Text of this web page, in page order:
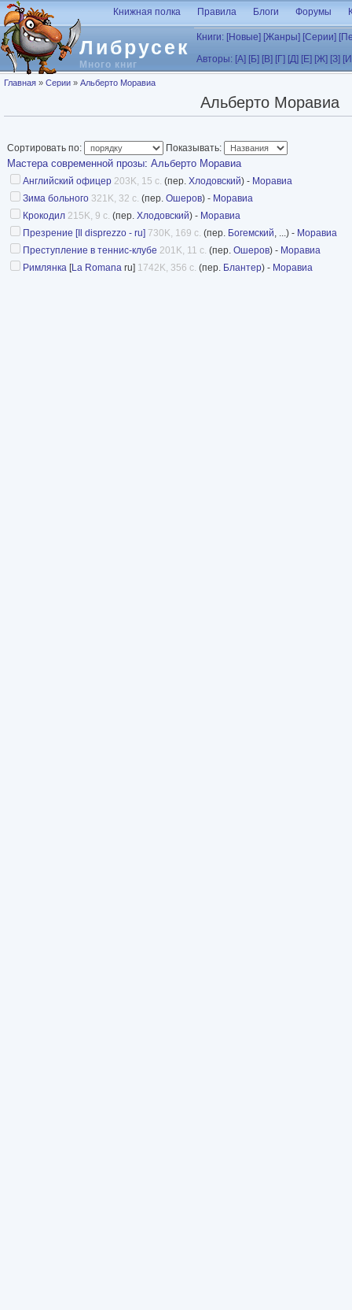
Перейти к основному содержанию
Либрусек
Много книг
Книжная полка Правила Блоги Форумы
Книги: [Новые] [Жанры] [Серии]
Авторы: [А] [Б] [В] [Г] [Д] [Е] [Ж] [З]
Вы здесь
Главная » Серии » Альберто Моравиа
Альберто Моравиа
Сортировать по: Показывать:
Мастера современной прозы: Альберто Моравиа
Английский офицер 203K, 15 с. (пер. Хлодовский) - Моравиа
Зима больного 321K, 32 с. (пер. Ошеров) - Моравиа
Крокодил 215K, 9 с. (пер. Хлодовский) - Моравиа
Презрение [Il disprezzo - ru] 730K, 169 с. (пер. Богемский, ...) - Моравиа
Преступление в теннис-клубе 201K, 11 с. (пер. Ошеров) - Моравиа
Римлянка [La Romana ru] 1742K, 356 с. (пер. Блантер) - Моравиа